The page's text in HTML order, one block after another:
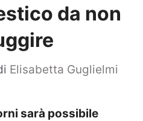
da non
Elisabetta Guglielmi
sarà possibile